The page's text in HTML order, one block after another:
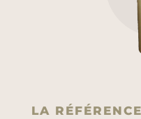
LA RÉFÉRENCE